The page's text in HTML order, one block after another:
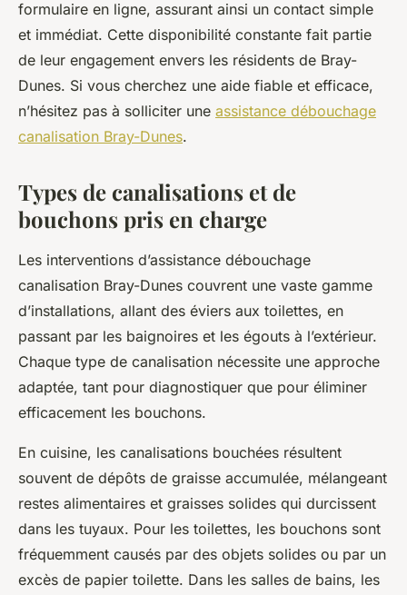
formulaire en ligne, assurant ainsi un contact simple
et immédiat. Cette disponibilité constante fait partie
de leur engagement envers les résidents de Bray-
Dunes. Si vous cherchez une aide fiable et efficace,
n’hésitez pas à solliciter une assistance débouchage
canalisation Bray-Dunes.
Types de canalisations et de
bouchons pris en charge
Les interventions d’assistance débouchage
canalisation Bray-Dunes couvrent une vaste gamme
d’installations, allant des éviers aux toilettes, en
passant par les baignoires et les égouts à l’extérieur.
Chaque type de canalisation nécessite une approche
adaptée, tant pour diagnostiquer que pour éliminer
efficacement les bouchons.
En cuisine, les canalisations bouchées résultent
souvent de dépôts de graisse accumulée, mélangeant
restes alimentaires et graisses solides qui durcissent
dans les tuyaux. Pour les toilettes, les bouchons sont
fréquemment causés par des objets solides ou par un
excès de papier toilette. Dans les salles de bains, les